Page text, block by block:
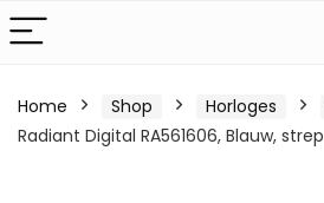
Home Shop Horloges
Radiant Digital RA561606, Blauw,